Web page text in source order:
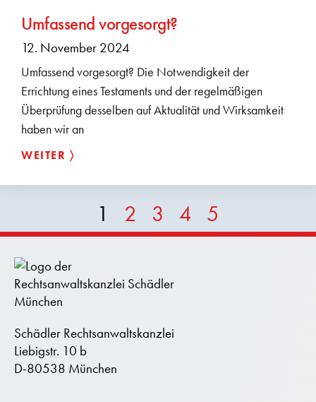
Umfassend vorgesorgt?
12. November 2024
Umfassend vorgesorgt? Die Notwendigkeit der
Errichtung eines Testaments und der regelmäßigen
Überprüfung desselben auf Aktualität und Wirksamkeit
haben wir an
WEITER 〉
1 2 3 4 5
Schädler Rechtsanwaltskanzlei
Liebigstr. 10 b
D-80538 München